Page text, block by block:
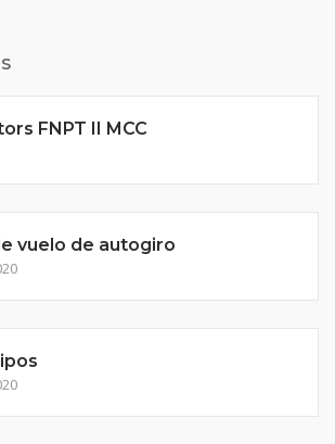
FNPT II MCC
vuelo de autogiro